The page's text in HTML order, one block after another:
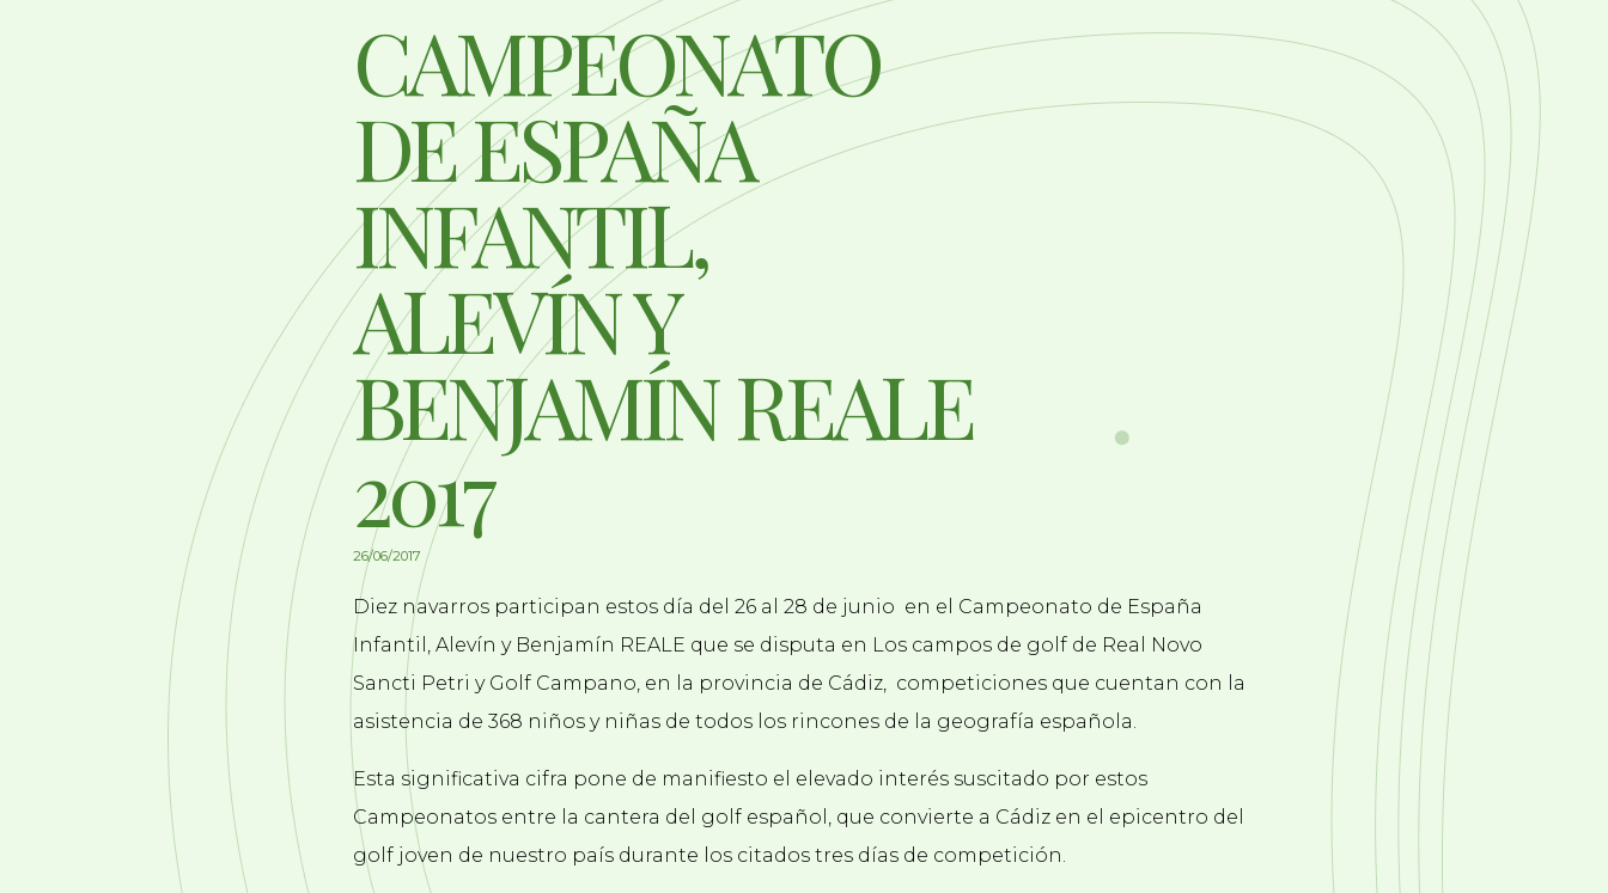
CAMPEONATO
DE ESPAÑA
INFANTIL,
ALEVÍN Y
BENJAMÍN REALE
2017
26/06/2017
Diez navarros participan estos día del 26 al 28 de junio en el Campeonato de España
Infantil, Alevín y Benjamín REALE que se disputa en Los campos de golf de Real Novo
Sancti Petri y Golf Campano, en la provincia de Cádiz, competiciones que cuentan con la
asistencia de 368 niños y niñas de todos los rincones de la geografía española.
Esta significativa cifra pone de manifiesto el elevado interés suscitado por estos
Campeonatos entre la cantera del golf español, que convierte a Cádiz en el epicentro del
golf joven de nuestro país durante los citados tres días de competición.